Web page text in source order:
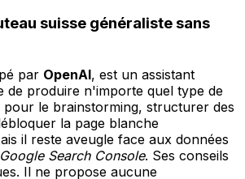
suisse généraliste sans
par OpenAI, est un assistant
de produire n'importe quel type de
le brainstorming, structurer des
la page blanche
il reste aveugle face aux données
Google Search Console. Ses conseils
Il ne propose aucune